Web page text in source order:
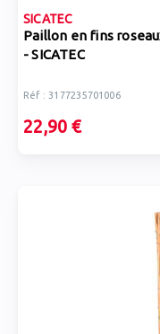
SICATEC
Paillon en fins
- SICATEC
Réf : 3177235701006
22,90 €